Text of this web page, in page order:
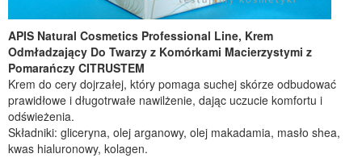
APIS Natural Cosmetics Professional Line, Krem
Odmładzający Do Twarzy z Komórkami Macierzystymi z
Pomarańczy CITRUSTEM
Krem do cery dojrzałej, który pomaga suchej skórze odbudować
prawidłowe i długotrwałe nawilżenie, dając uczucie komfortu i
odświeżenia.
Składniki: gliceryna, olej arganowy, olej makadamia, masło shea,
kwas hialuronowy, kolagen.